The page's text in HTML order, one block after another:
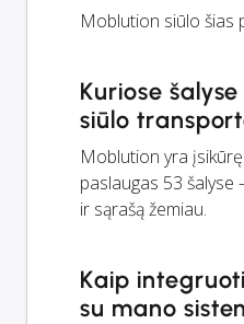
Moblution siūlo šias
Kuriose
siūlo
Moblution yra
paslaugas 53
ir sąrašą žemiau.
Kaip
su mano